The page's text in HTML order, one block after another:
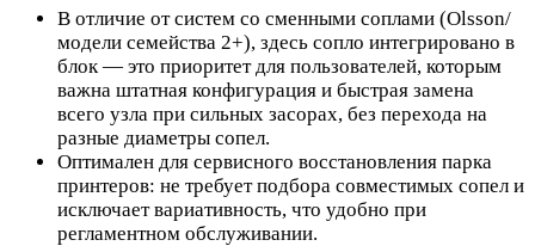
В отличие от систем со сменными соплами (Olsson/
модели семейства 2+), здесь сопло интегрировано в
блок — это приоритет для пользователей, которым
важна штатная конфигурация и быстрая замена
всего узла при сильных засорах, без перехода на
разные диаметры сопел.
Оптимален для сервисного восстановления паркa
принтеров: не требует подбора совместимых сопел и
исключает вариативность, что удобно при
регламентном обслуживании.